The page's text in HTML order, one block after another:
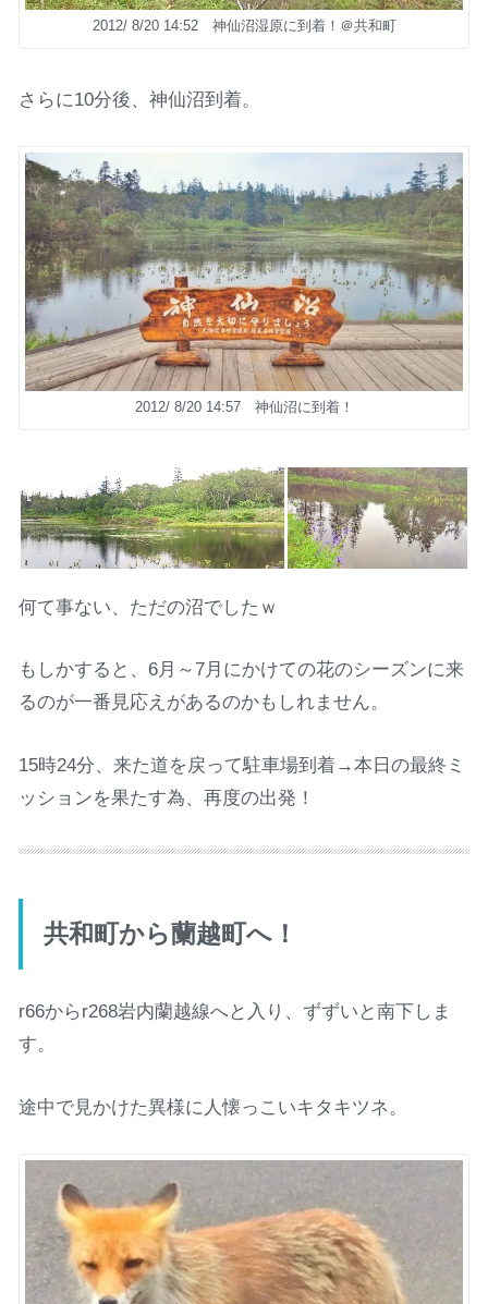
2012/ 8/20 14:52 神仙沼湿原に到着！＠共和町
さらに10分後、神仙沼到着。
2012/ 8/20 14:57 神仙沼に到着！
何て事ない、ただの沼でしたｗ
もしかすると、6月～7月にかけての花のシーズンに来
るのが一番見応えがあるのかもしれません。
15時24分、来た道を戻って駐車場到着→本日の最終ミ
ッションを果たす為、再度の出発！
共和町から蘭越町へ！
r66からr268岩内蘭越線へと入り、ずずいと南下しま
す。
途中で見かけた異様に人懐っこいキタキツネ。